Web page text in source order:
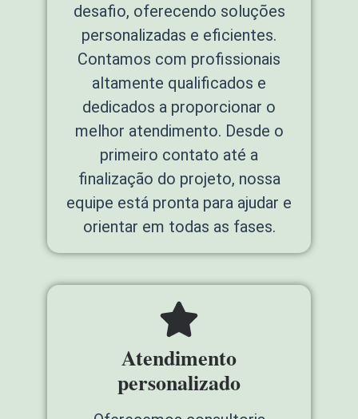
desafio, oferecendo soluções
personalizadas e eficientes.
Contamos com profissionais
altamente qualificados e
dedicados a proporcionar o
melhor atendimento. Desde o
primeiro contato até a
finalização do projeto, nossa
equipe está pronta para ajudar e
orientar em todas as fases.
Atendimento
personalizado